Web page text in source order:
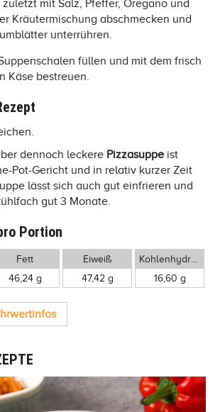
zuletzt mit Salz, Pfeffer, Oregano und
Kräutermischung abschmecken und
unterrühren.
füllen und mit dem frisch
Käse bestreuen.
dennoch leckere Pizzasuppe ist
Pot-Gericht und in relativ kurzer Zeit
lässt sich auch gut einfrieren und
gut 3 Monate.
Portion
Fett
46,24 g
Eiweiß
47,42 g
16,60 g